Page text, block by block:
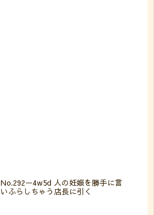
No.292ー4w5d 人の妊娠を勝手に言
いふらしちゃう店長に引く